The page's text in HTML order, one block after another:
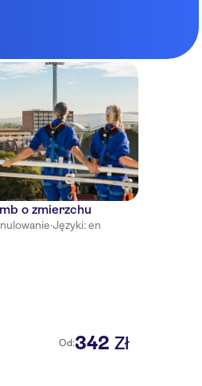
o zmierzchu
·Języki: en
Od:342 Zł